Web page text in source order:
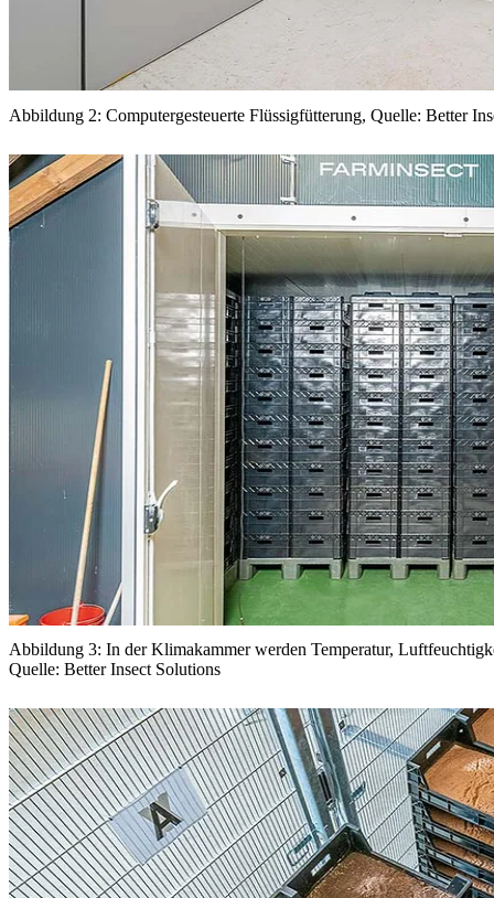
Abbildung 2: Computergesteuerte Flüssigfütterung, Quelle: Better
Abbildung 3: In der Klimakammer werden Temperatur,
Quelle: Better Insect Solutions